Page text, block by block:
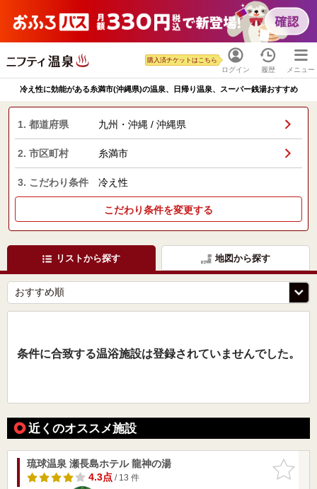
ログイン
購入済チケットはこちら
履歴 メニュー
冷え性に効能がある糸満市(沖縄県)の温泉、日帰り温泉、スーパー銭湯おすすめ
1. 都道府県 九州・沖縄 / 沖縄県
2. 市区町村 糸満市
3. こだわり条件 冷え性
こだわり条件を変更する
リストから探す 地図から探す
条件に合致する温浴施設は登録されていませんでした。
近くのオススメ施設
お気に入
りに追加
琉球温泉 瀬長島ホテル 龍神の湯
4.3点/ 13 件